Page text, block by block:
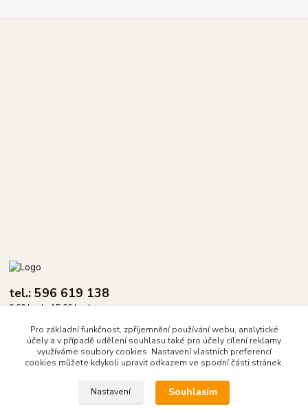
tel.: 596 619 138
9.00 hod - 15.00 hod.
info@dasix.cz
Pro základní funkčnost, zpříjemnění používání webu, analytické
účely a v případě udělení souhlasu také pro účely cílení reklamy
využíváme soubory cookies. Nastavení vlastních preferencí
cookies můžete kdykoli upravit odkazem ve spodní části stránek.
Nastavení Souhlasím